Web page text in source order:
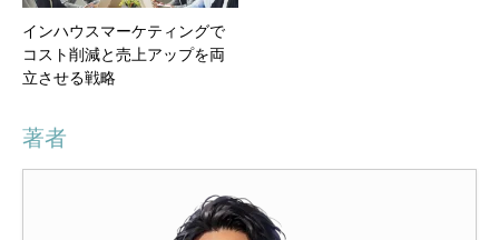
インハウスマーケティングで
コスト削減と売上アップを両
立させる戦略
著者